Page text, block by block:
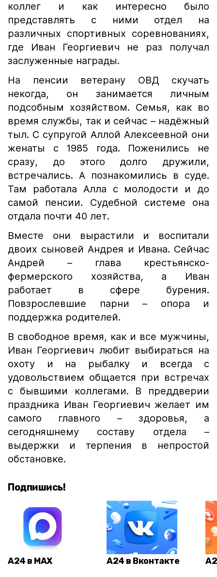
коллег и как интересно было
представлять с ними отдел на
различных спортивных соревнованиях,
где Иван Георгиевич не раз получал
заслуженные награды.
На пенсии ветерану ОВД скучать
некогда, он занимается личным
подсобным хозяйством. Семья, как во
время службы, так и сейчас – надёжный
тыл. С супругой Аллой Алексеевной они
женаты с 1985 года. Поженились не
сразу, до этого долго дружили,
встречались. А познакомились в суде.
Там работала Алла с молодости и до
самой пенсии. Судебной системе она
отдала почти 40 лет.
Вместе они вырастили и воспитали
двоих сыновей Андрея и Ивана. Сейчас
Андрей – глава крестьянско-
фермерского хозяйства, а Иван
работает в сфере бурения.
Повзрослевшие парни – опора и
поддержка родителей.
В свободное время, как и все мужчины,
Иван Георгиевич любит выбираться на
охоту и на рыбалку и всегда с
удовольствием общается при встречах
с бывшими коллегами. В преддверии
праздника Иван Георгиевич желает им
самого главного – здоровья, а
сегодняшнему составу отдела –
выдержки и терпения в непростой
обстановке.
Подпишись!
А24 в MAX А24 в Вконтакте